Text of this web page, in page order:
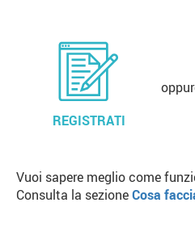
REGISTRATI
Vuoi sapere meglio come
Consulta la sezioneCosa